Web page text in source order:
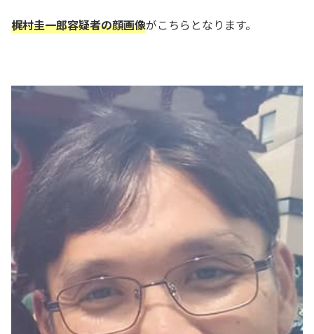
梶村圭一郎容疑者の顔画像がこちらとなります。